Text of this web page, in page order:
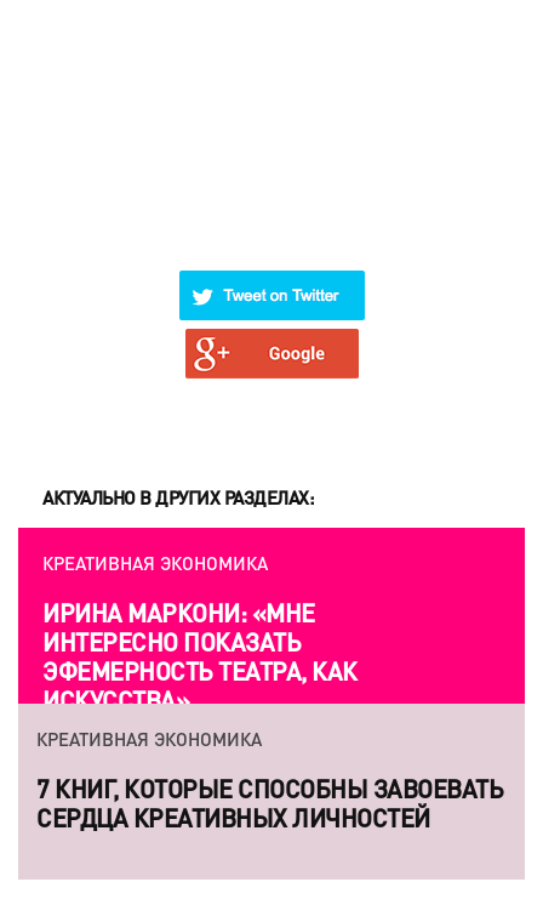
АКТУАЛЬНО В ДРУГИХ РАЗДЕЛАХ:
КРЕАТИВНАЯ ЭКОНОМИКА
ИРИНА МАРКОНИ: «МНЕ
ИНТЕРЕСНО ПОКАЗАТЬ
ЭФЕМЕРНОСТЬ ТЕАТРА, КАК
ИСКУССТВА»
КРЕАТИВНАЯ ЭКОНОМИКА
7 КНИГ, КОТОРЫЕ СПОСОБНЫ ЗАВОЕВАТЬ
СЕРДЦА КРЕАТИВНЫХ ЛИЧНОСТЕЙ